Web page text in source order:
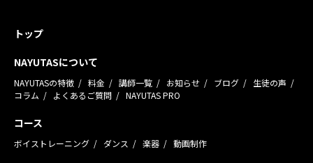
トップ
NAYUTASについて
NAYUTASの特徴 料金 講師一覧 お知らせ ブログ
生徒の声
コラム
よくあるご質問 NAYUTAS PRO
コース
ボイストレーニング ダンス 楽器 動画制作